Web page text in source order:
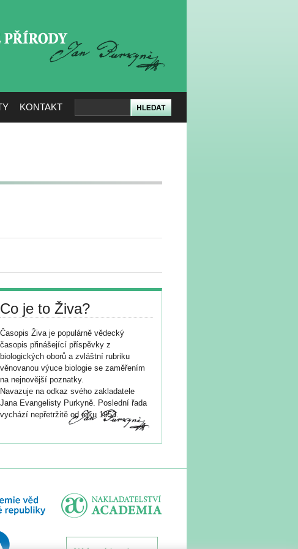
KONTAKT
Co je to Živa?
Časopis Živa je populárně vědecký
časopis přinášející příspěvky z
biologických oborů a zvláštní rubriku
věnovanou výuce biologie se zaměřením
na nejnovější poznatky.
Navazuje na odkaz svého zakladatele
Jana Evangelisty Purkyně. Poslední řada
vychází nepřetržitě od roku 1953.